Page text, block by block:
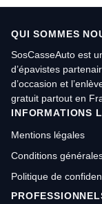
QUI SOMMES
SosCasseAuto est
d’épavistes
d’occasion et
gratuit partout en
INFORMATIONS
Mentions légales
Conditions
Politique de